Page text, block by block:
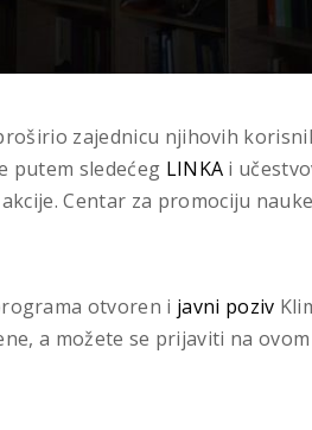
zajednicu njihovih
putem sledećeg LINKA i
Centar za promociju
otvoren i javni poziv
a možete se prijaviti na ovom